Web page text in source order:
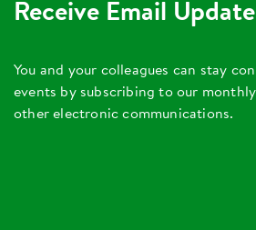
Receive Email
You and your colleagues can stay
events by subscribing to our
other electronic communications.